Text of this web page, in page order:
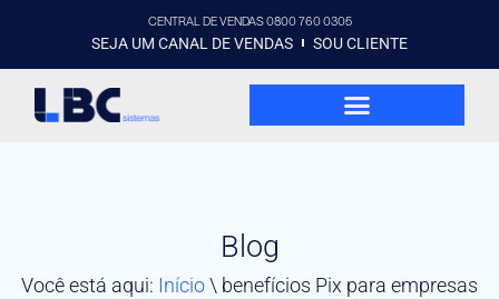
CENTRAL DE VENDAS 0800 760 0305
SEJA UM CANAL DE VENDAS SOU CLIENTE
Blog
Você está aqui: Início\ benefícios Pix para empresas